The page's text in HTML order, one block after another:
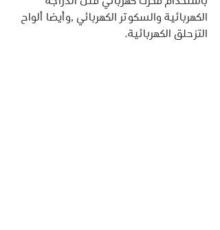
الكهربائية والسكوتر الكهربائي ,وأيضا ألواح
التزحلق الكهربائية.